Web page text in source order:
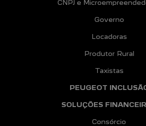
CNPJ e
Governo
Locadoras
Produtor Rural
Taxistas
PEUGEOT
SOLUÇÕES
Consórcio